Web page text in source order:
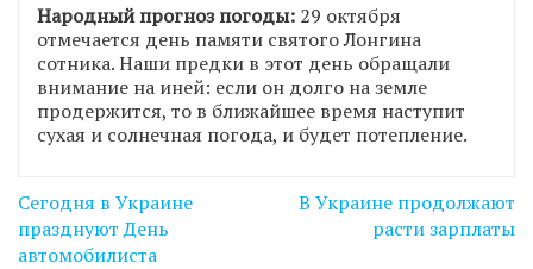
Народный прогноз погоды: 29 октября
отмечается день памяти святого Лонгина
сотника. Наши предки в этот день обращали
внимание на иней: если он долго на земле
продержится, то в ближайшее время наступит
сухая и солнечная погода, и будет потепление.
Навігація
записів
Сегодня в Украине
празднуют День
автомобилиста
В Украине продолжают
расти зарплаты